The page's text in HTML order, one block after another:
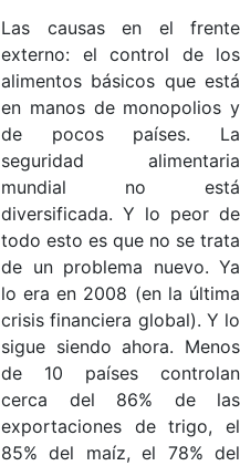
Las causas en el frente
externo: el control de los
alimentos básicos que está
en manos de monopolios y
de pocos países. La
seguridad alimentaria
mundial no está
diversificada. Y lo peor de
todo esto es que no se trata
de un problema nuevo. Ya
lo era en 2008 (en la última
crisis financiera global). Y lo
sigue siendo ahora. Menos
de 10 países controlan
cerca del 86% de las
exportaciones de trigo, el
85% del maíz, el 78% del